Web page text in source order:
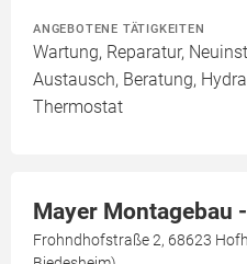
ANGEBOTENE TÄTIGKEITEN
Wartung, Reparatur,
Austausch, Beratung,
Thermostat
Mayer Montagebau
Frohndhofstraße 2, 68623